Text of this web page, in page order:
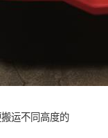
运不同高度的